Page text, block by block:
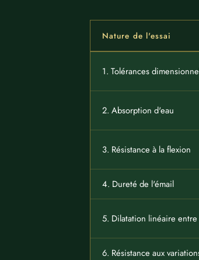
Nature de l'essai
1. Tolérances
2. Absorption d'eau
3. Résistance à la flexion
4. Dureté de l'émail
5. Dilatation linéaire entre
6. Résistance aux